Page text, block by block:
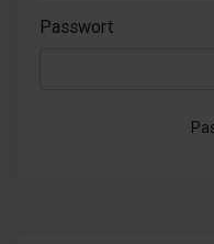
Passwort